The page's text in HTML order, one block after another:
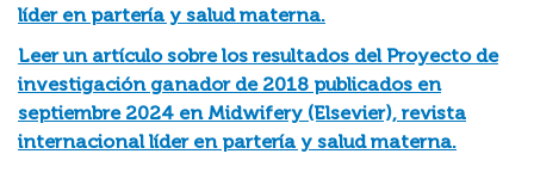
líder en partería y salud materna.
Leer un artículo sobre los resultados del Proyecto de
investigación ganador de 2018 publicados en
septiembre 2024 en Midwifery (Elsevier), revista
internacional líder en partería y salud materna.